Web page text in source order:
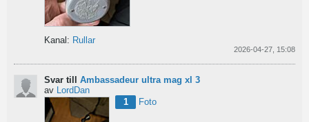
Kanal: Rullar
2026-04-27, 15:08
Svar till Ambassadeur ultra mag xl 3
av LordDan
1
Foto